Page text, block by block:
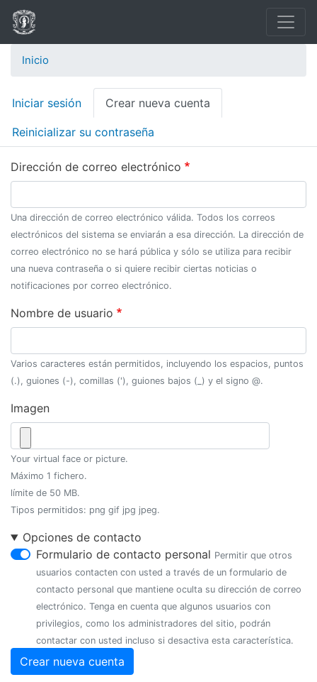
contenido
Inicio
Solapas
principales
Iniciar sesión Crear nueva cuenta
Reinicializar su contraseña
Dirección de correo electrónico
Una dirección de correo electrónico válida. Todos los correos
electrónicos del sistema se enviarán a esa dirección. La dirección de
correo electrónico no se hará pública y sólo se utiliza para recibir
una nueva contraseña o si quiere recibir ciertas noticias o
notificaciones por correo electrónico.
Nombre de usuario
Varios caracteres están permitidos, incluyendo los espacios, puntos
(.), guiones (-), comillas ('), guiones bajos (_) y el signo @.
Imagen
Your virtual face or picture.
Máximo 1 fichero.
límite de 50 MB.
Tipos permitidos: png gif jpg jpeg.
Opciones de contacto
Formulario de contacto personal Permitir que otros
usuarios contacten con usted a través de un formulario de
contacto personal que mantiene oculta su dirección de correo
electrónico. Tenga en cuenta que algunos usuarios con
privilegios, como los administradores del sitio, podrán
contactar con usted incluso si desactiva esta característica.
Crear nueva cuenta